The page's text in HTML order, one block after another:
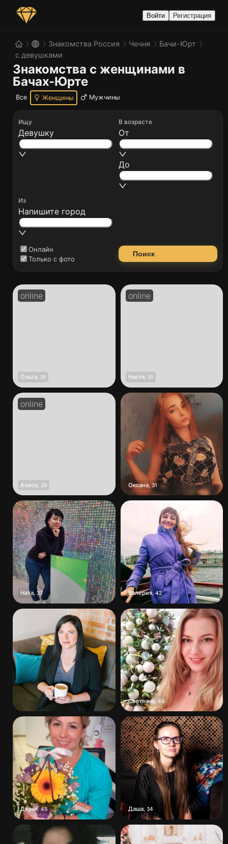
Войти Регистрация
Знакомства Россия Чечня
Бачи-Юрт
с девушками
Знакомства с женщинами в
Бачах-Юрте
Все Женщины Мужчины
Ищу
Девушку
Из
Напишите город
В возрасте
От
До
Онлайн
Только с фото
Поиск
Ольга 31 Настя, 31
Алиса 29 Оксана,31
Ната 37 Валерия,42
Светлана, 48
Дарья,45 Даша, 34